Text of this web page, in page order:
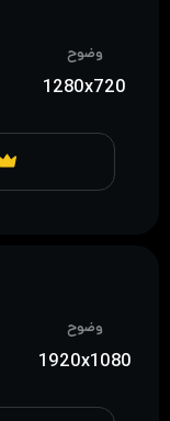
وضوح
1280x720
وضوح
1920x1080